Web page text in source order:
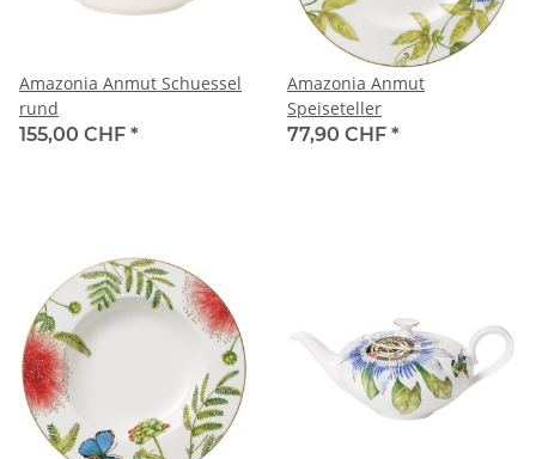
Amazonia Anmut Schuessel
rund
155,00 CHF *
Amazonia Anmut
Speiseteller
77,90 CHF *